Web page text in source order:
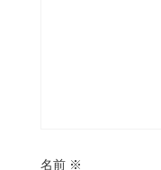
名前 ※